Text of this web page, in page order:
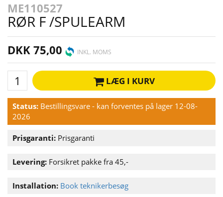
ME110527
RØR F /SPULEARM
DKK 75,00 INKL. MOMS
LÆG I KURV
Status: Bestillingsvare - kan forventes på lager 12-08-
2026
Prisgaranti: Prisgaranti
Levering: Forsikret pakke fra 45,-
Installation: Book teknikerbesøg